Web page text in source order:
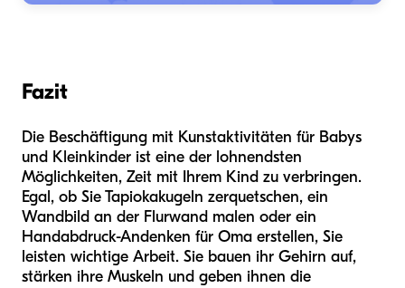
Fazit
Die Beschäftigung mit Kunstaktivitäten für Babys
und Kleinkinder ist eine der lohnendsten
Möglichkeiten, Zeit mit Ihrem Kind zu verbringen.
Egal, ob Sie Tapiokakugeln zerquetschen, ein
Wandbild an der Flurwand malen oder ein
Handabdruck-Andenken für Oma erstellen, Sie
leisten wichtige Arbeit. Sie bauen ihr Gehirn auf,
stärken ihre Muskeln und geben ihnen die